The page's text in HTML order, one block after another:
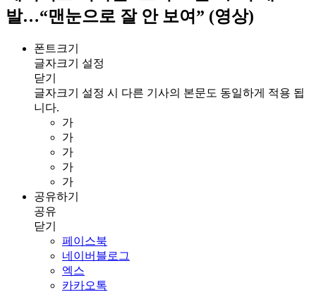
발…“맨눈으로 잘 안 보여” (영상)
폰트크기
글자크기 설정
닫기
글자크기 설정 시 다른 기사의 본문도 동일하게 적용 됩
니다.
가
가
가
가
가
공유하기
공유
닫기
페이스북
네이버블로그
엑스
카카오톡